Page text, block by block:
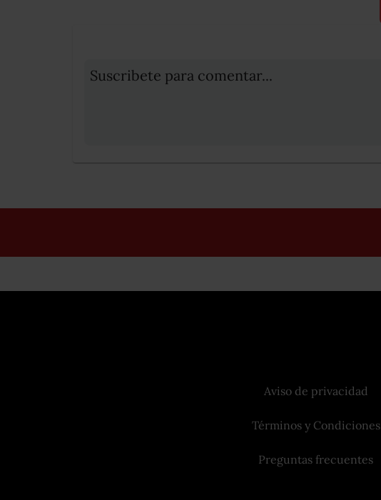
Suscribete para comentar...
Aviso de privacidad
Términos y Condiciones
Preguntas frecuentes